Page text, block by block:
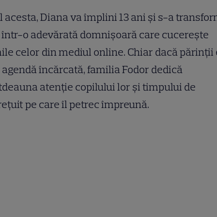
acesta, Diana va împlini 13 ani și s-a
într-o adevărată domnișoară care cucerește
celor din mediul online. Chiar dacă părinții
agendă încărcată, familia Fodor dedică
atenție copilului lor și timpului de
pe care îl petrec împreună.